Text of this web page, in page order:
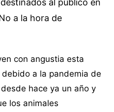
al público en
a la hora de
con angustia esta
a la pandemia de
hace ya un año y
los animales